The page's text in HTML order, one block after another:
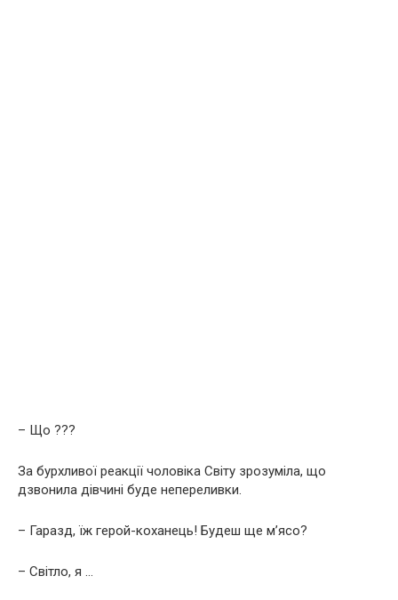
– Що ???
За бурхливої ​​реакції чоловіка Світу зрозуміла, що
дзвонила дівчині буде непереливки.
– Гаразд, їж герой-коханець! Будеш ще м’ясо?
– Світло, я …